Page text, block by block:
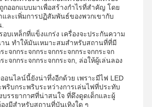
กออกแบบมาเพื่อสร้างกําไรที่สําคัญ โดย
และเพิ่มการปฏิสัมพันธ์ของพวกเขากับ
บเหล็กที่แข็งแกร่ง เครื่องจะประกันความ
น ทําให้มันเหมาะสมสําหรับสถานที่ที่มี
ะจกกระจกกระจกกระจกกระจกกระจก
ะจกกระจกกระจกกระจก, ล่อให้ผู้เล่นลอง
อนไลน์นี้ยังน่าทึ่งอีกด้วย เพราะมีไฟ LED
พริบกระพริบระหว่างการเล่นไฟที่ประทับ
บรรยากาศที่น่าสนใจ ที่ดึงดูดเด็กและผู้
งมีสําหรับสถานที่บันเทิงใด ๆ